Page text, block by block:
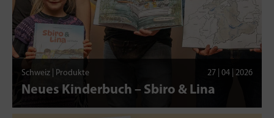
Schweiz | Produkte 27 | 04 | 2026
Neues Kinderbuch – Sbiro & Lina